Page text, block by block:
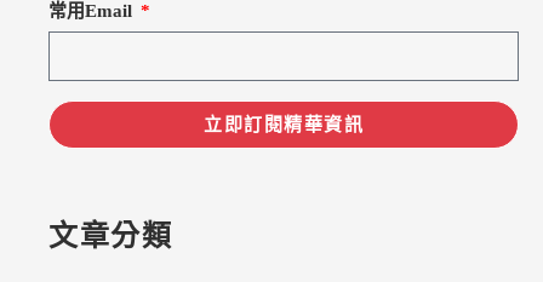
常用Email
立即訂閱精華資訊
文章分類